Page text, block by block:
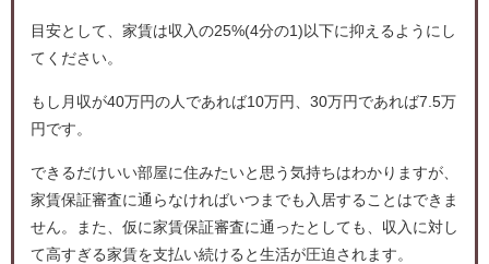
目安として、家賃は収入の25%(4分の1)以下に抑えるようにし
てください。
もし月収が40万円の人であれば10万円、30万円であれば7.5万
円です。
できるだけいい部屋に住みたいと思う気持ちはわかりますが、
家賃保証審査に通らなければいつまでも入居することはできま
せん。また、仮に家賃保証審査に通ったとしても、収入に対し
て高すぎる家賃を支払い続けると生活が圧迫されます。